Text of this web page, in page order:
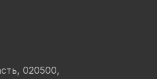
020500,